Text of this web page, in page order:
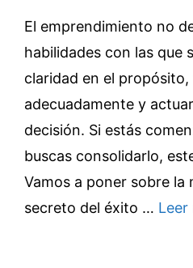
El emprendimiento no
habilidades con las que
claridad en el
adecuadamente y
decisión. Si estás
buscas consolidarlo,
Vamos a poner sobre la
secreto del éxito … Leer